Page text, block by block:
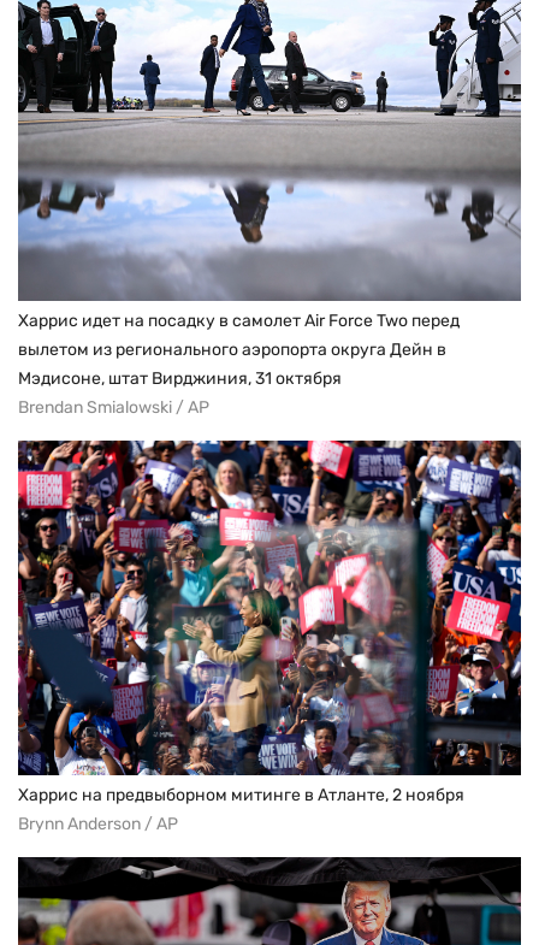
Харрис идет на посадку в самолет Air Force Two перед
вылетом из регионального аэропорта округа Дейн в
Мэдисоне, штат Вирджиния, 31 октября
Brendan Smialowski / AP
Харрис на предвыборном митинге в Атланте, 2 ноября
Brynn Anderson / AP